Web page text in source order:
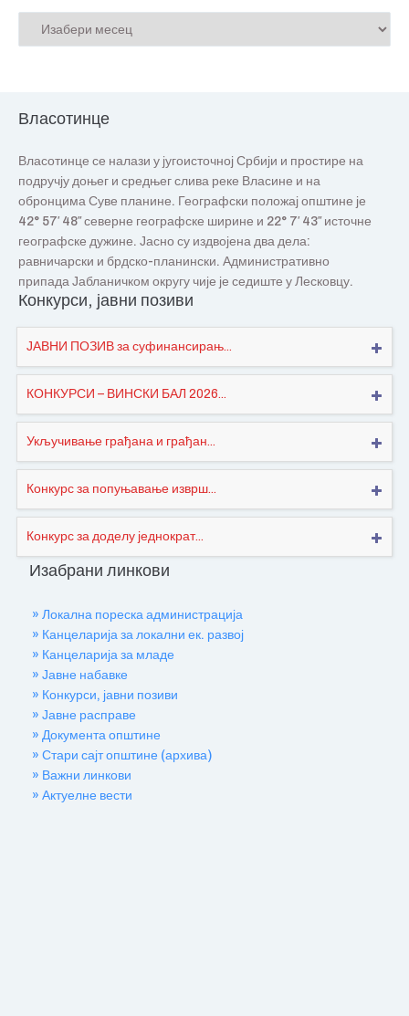
Власотинце
Власотинце се налази у југоисточној Србији и простире на
подручју доњег и средњег слива реке Власине и на
обронцима Суве планине. Географски положај општине је
42° 57′ 48″ северне географске ширине и 22° 7′ 43″ источне
географске дужине. Јасно су издвојена два дела:
равничарски и брдско-планински. Административно
припада Јабланичком округу чије је седиште у Лесковцу.
Конкурси, јавни позиви
ЈАВНИ ПОЗИВ за суфинансирањ...
КОНКУРСИ – ВИНСКИ БАЛ 2026...
Укључивање грађана и грађан...
Конкурс за попуњавање изврш...
Конкурс за доделу једнократ...
Изабрани линкови
» Локална пореска администрација
» Канцеларија за локални ек. развој
» Канцеларија за младе
» Јавне набавке
» Конкурси, јавни позиви
» Јавне расправе
» Документа општине
» Стари сајт општине (архива)
» Важни линкови
» Актуелне вести